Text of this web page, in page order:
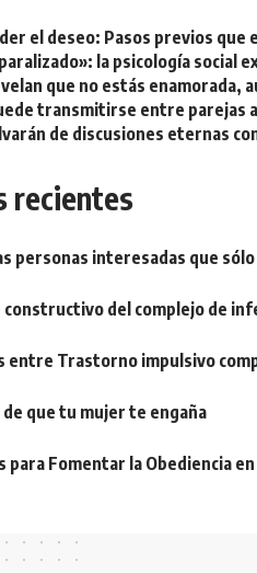
el deseo: Pasos previos que
la psicología social
que no estás enamorada,
transmitirse entre parejas
de discusiones eternas
recientes
personas interesadas que
constructivo del complejo de
entre Trastorno impulsivo
de que tu mujer te engaña
para Fomentar la Obediencia